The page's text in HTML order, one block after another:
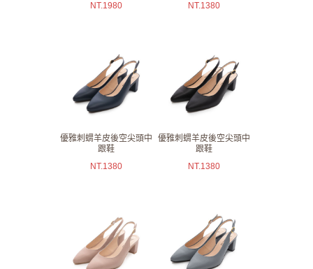
NT.1980
NT.1380
優雅刺蝟羊皮後空尖頭中
跟鞋
NT.1380
優雅刺蝟羊皮後空尖頭中
跟鞋
NT.1380